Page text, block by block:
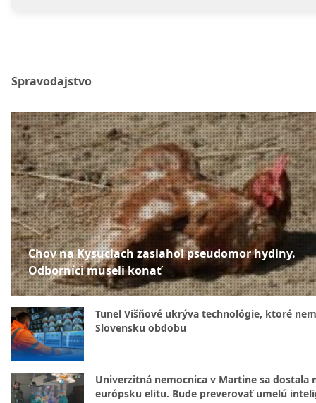
Spravodajstvo
Chov na Kysuciach zasiahol pseudomor hydiny.
Odborníci museli konať
Tunel Višňové ukrýva technológie, ktoré
Slovensku obdobu
Univerzitná nemocnica v Martine sa dostala
európsku elitu. Bude preverovať umelú